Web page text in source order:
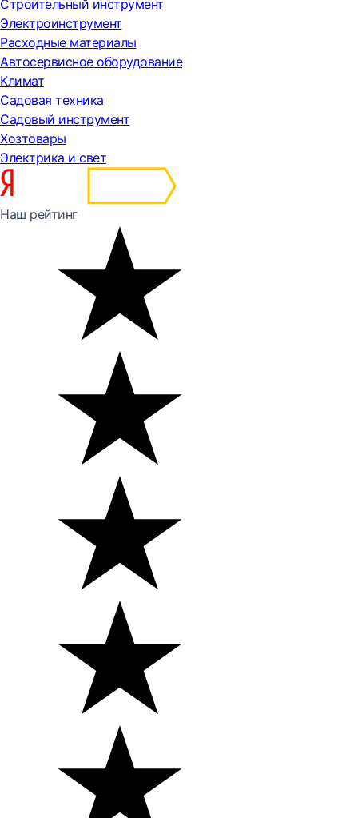
Строительный инструмент
Электроинструмент
Расходные материалы
Автосервисное оборудование
Климат
Садовая техника
Садовый инструмент
Хозтовары
Электрика и свет
Наш рейтинг